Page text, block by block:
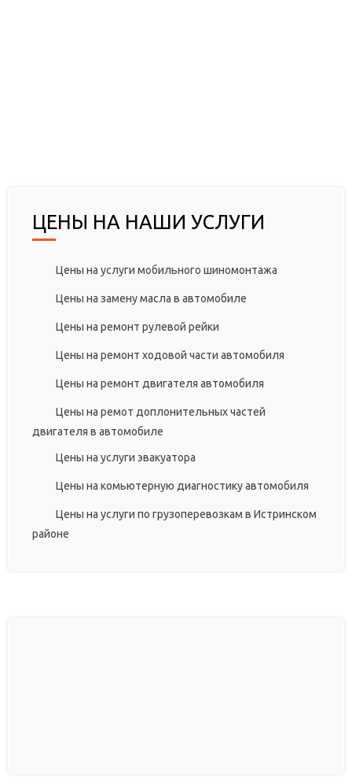
ЦЕНЫ НА НАШИ УСЛУГИ
Цены на услуги мобильного шиномонтажа
Цены на замену масла в автомобиле
Цены на ремонт рулевой рейки
Цены на ремонт ходовой части автомобиля
Цены на ремонт двигателя автомобиля
Цены на ремот доплонительных частей
двигателя в автомобиле
Цены на услуги эвакуатора
Цены на комьютерную диагностику автомобиля
Цены на услуги по грузоперевозкам в Истринском
районе